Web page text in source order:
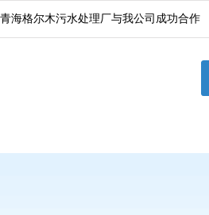
青海格尔木污水处理厂与我公司成功合作